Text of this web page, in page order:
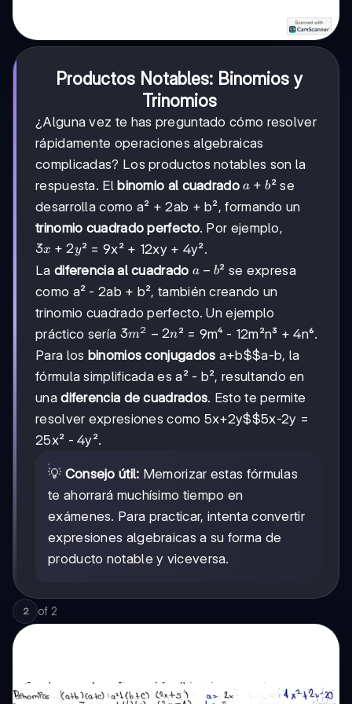
Productos Notables: Binomios y
Trinomios
¿Alguna vez te has preguntado cómo resolver
rápidamente operaciones algebraicas
complicadas? Los productos notables son la
respuesta. Elbinomio al cuadrado a+b
a + b² se
desarrolla como a² + 2ab + b², formando un
trinomio cuadrado perfecto. Por ejemplo,
3x+2y
3x + 2y² = 9x² + 12xy + 4y².
La diferencia al cuadrado a-
b
a − b² se expresa
como a² - 2ab + b², también creando un
trinomio cuadrado perfecto. Un ejemplo
práctico sería 3m²-2n
3m2 − 2n² = 9m⁴ - 12m²n³ + 4n⁶.
Para los binomios conjugados a+b$$a-b, la
fórmula simplificada es a² - b², resultando en
unadiferencia de cuadrados. Esto te permite
resolver expresiones como 5x+2y$$5x-2y =
25x² - 4y².
💡 Consejo útil: Memorizar estas fórmulas
te ahorrará muchísimo tiempo en
exámenes. Para practicar, intenta convertir
expresiones algebraicas a su forma de
producto notable y viceversa.
2 of 2